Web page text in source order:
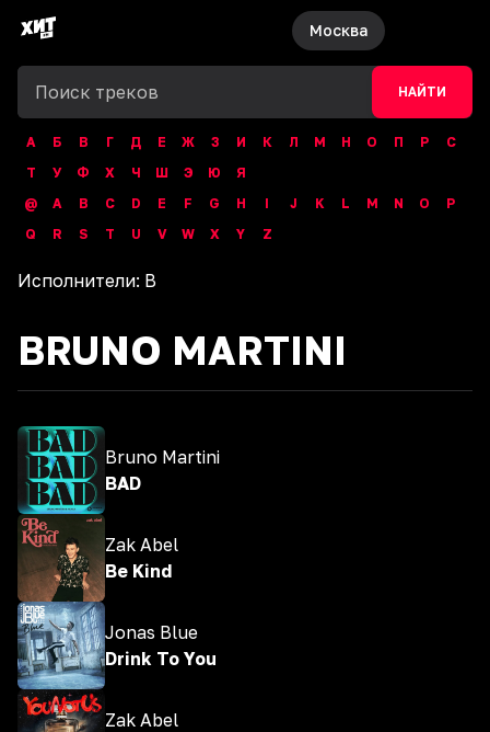
Москва
НАЙТИ
А Б В Г Д Е Ж З И К Л М Н О П Р
С
Т
У Ф Х Ч Ш Э Ю
Я
@
A B C D E F G H I J K L M N O
P
Q
R S T U V W X Y Z
Исполнители: B
BRUNO MARTINI
Bruno Martini
BAD
Zak Abel
Be Kind
Jonas Blue
Drink To You
Zak Abel